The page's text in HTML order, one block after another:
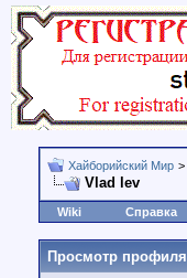
Хайборийский Мир >
Vlad lev
Wiki Справка
Просмотр профиля